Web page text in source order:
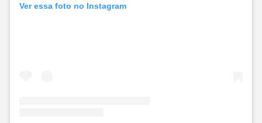
Ver essa foto no Instagram